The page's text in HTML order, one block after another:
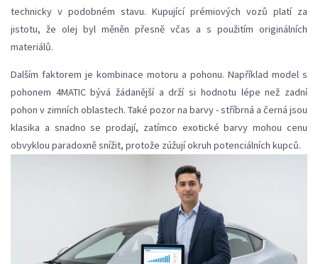
technicky v podobném stavu. Kupující prémiových vozů platí za
jistotu, že olej byl měněn přesně včas a s použitím originálních
materiálů.
Dalším faktorem je kombinace motoru a pohonu. Například model s
pohonem 4MATIC bývá žádanější a drží si hodnotu lépe než zadní
pohon v zimních oblastech. Také pozor na barvy - stříbrná a černá jsou
klasika a snadno se prodají, zatímco exotické barvy mohou cenu
obvyklou paradoxně snížit, protože zúžují okruh potenciálních kupců.